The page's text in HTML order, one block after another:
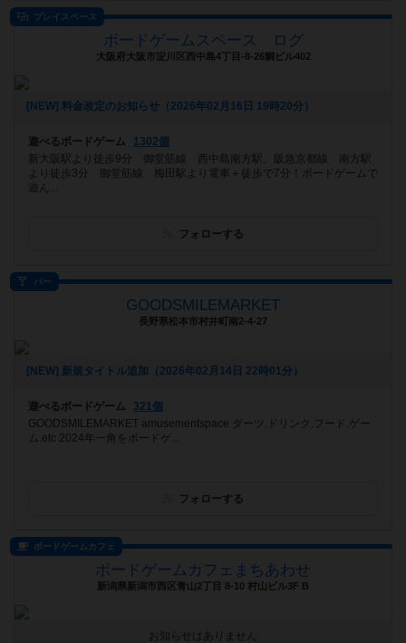
プレイスペース
ボードゲームスペース ログ
大阪府大阪市淀川区西中島4丁目-8-26鯛ビル402
[NEW] 料金改定のお知らせ（2026年02月16日 19時20分）
遊べるボードゲーム
1302個
新大阪駅より徒歩9分 御堂筋線 西中島南方駅、阪急京都線 南方駅
より徒歩3分 御堂筋線 梅田駅より電車＋徒歩で7分！ボードゲームで
遊ん...
フォローする
バー
GOODSMILEMARKET
長野県松本市村井町南2-4-27
[NEW] 新規タイトル追加（2026年02月14日 22時01分）
遊べるボードゲーム
321個
GOODSMILEMARKET amusementspace ダーツ.ドリンク.フード.ゲー
ム.etc 2024年一角をボードゲ...
フォローする
ボードゲームカフェ
ボードゲームカフェまちあわせ
新潟県新潟市西区青山2丁目 8-10 村山ビル3F B
お知らせはありません